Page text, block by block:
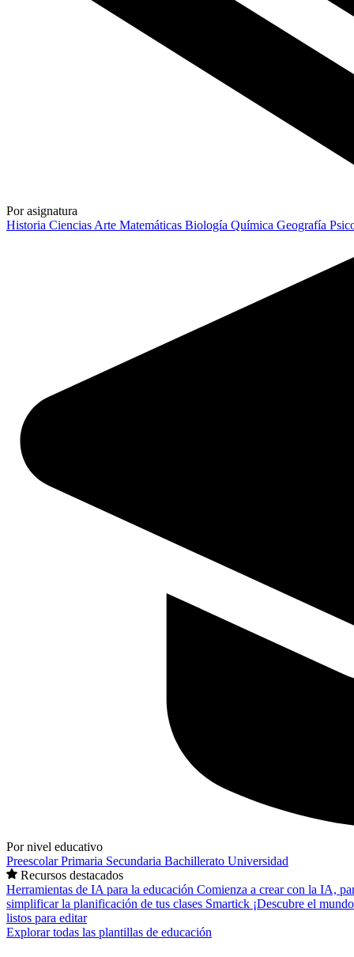
Por asignatura
Historia Ciencias Arte Matemáticas Biología Química Geografía
Por nivel educativo
PreescolarPrimaria Secundaria Bachillerato Universidad
Recursos destacados
Herramientas de IA para la educación Comienza a crear con la IA,
simplificar la planificación de tus clases Smartick ¡Descubre el
listos para editar
Explorar todas las plantillas de educación